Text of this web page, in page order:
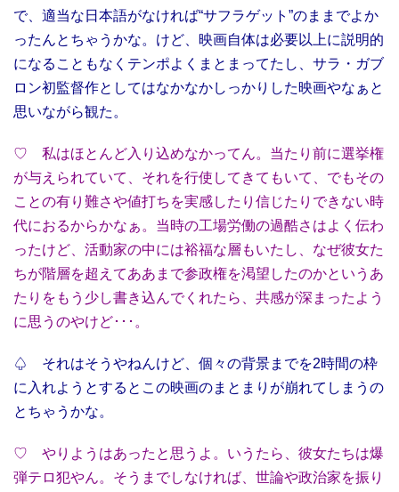
で、適当な日本語がなければ“サフラゲット”のままでよか
ったんとちゃうかな。けど、映画自体は必要以上に説明的
になることもなくテンポよくまとまってたし、サラ・ガブ
ロン初監督作としてはなかなかしっかりした映画やなぁと
思いながら観た。
♡ 私はほとんど入り込めなかってん。当たり前に選挙権
が与えられていて、それを行使してきてもいて、でもその
ことの有り難さや値打ちを実感したり信じたりできない時
代におるからかなぁ。当時の工場労働の過酷さはよく伝わ
ったけど、活動家の中には裕福な層もいたし、なぜ彼女た
ちが階層を超えてああまで参政権を渇望したのかというあ
たりをもう少し書き込んでくれたら、共感が深まったよう
に思うのやけど･･･。
♤ それはそうやねんけど、個々の背景までを2時間の枠
に入れようとするとこの映画のまとまりが崩れてしまうの
とちゃうかな。
♡ やりようはあったと思うよ。いうたら、彼女たちは爆
弾テロ犯やん。そうまでしなければ、世論や政治家を振り